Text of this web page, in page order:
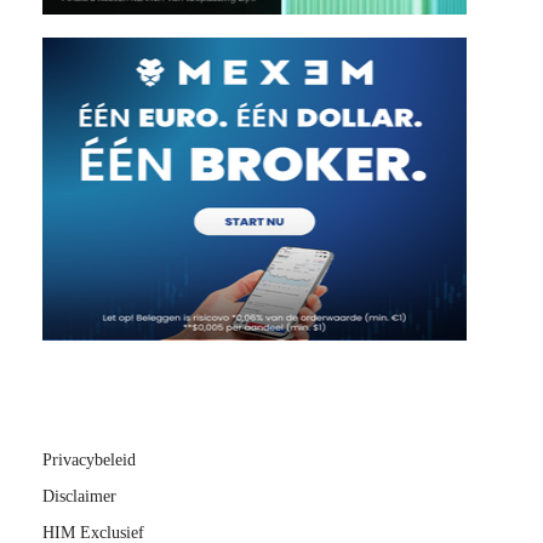
Privacybeleid
Disclaimer
HIM Exclusief